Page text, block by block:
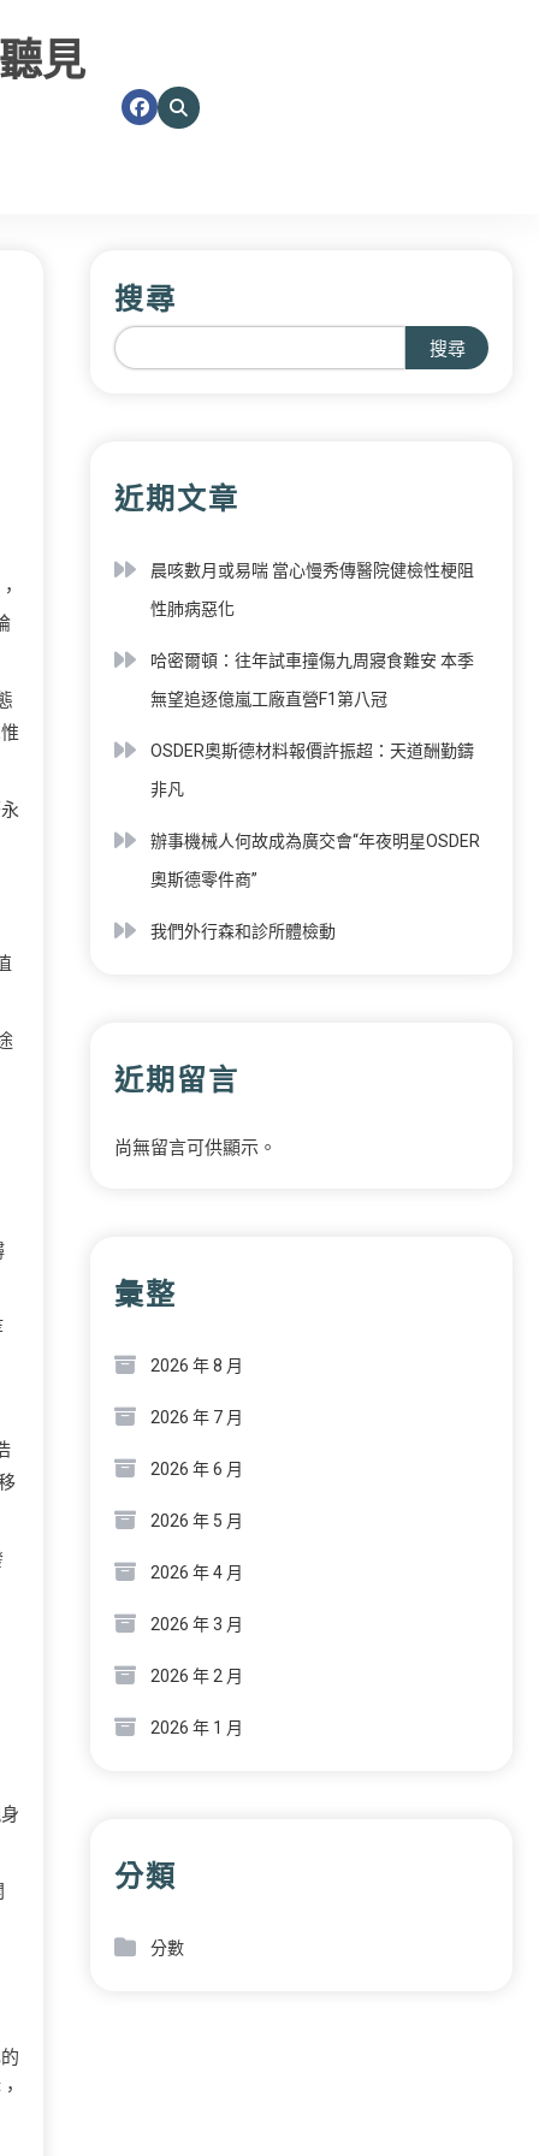
見
搜尋
搜尋
近期文章
晨咳數月或易喘 當心慢秀傳醫院健檢性梗阻
性肺病惡化
哈密爾頓：往年試車撞傷九周寢食難安 本季
無望追逐億嵐工廠直營F1第八冠
OSDER奧斯德材料報價許振超：天道酬勤鑄
非凡
辦事機械人何故成為廣交會“年夜明星OSDER
奧斯德零件商”
我們外行森和診所體檢動
近期留言
尚無留言可供顯示。
彙整
2026 年 8 月
2026 年 7 月
2026 年 6 月
2026 年 5 月
2026 年 4 月
2026 年 3 月
2026 年 2 月
2026 年 1 月
分類
分數